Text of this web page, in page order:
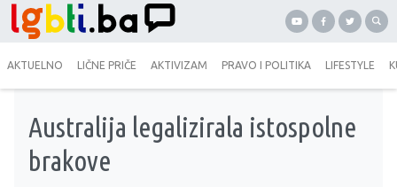
AKTUELNO LIČNE PRIČE AKTIVIZAM PRAVO I POLITIKA LIFESTYLE
Australija legalizirala istospolne
brakove